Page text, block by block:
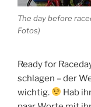
The day before
Fotos)
Ready for
schlagen – der
wichtig.
Hab